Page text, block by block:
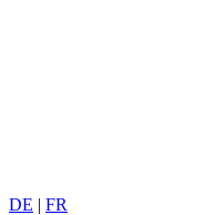
DE | FR